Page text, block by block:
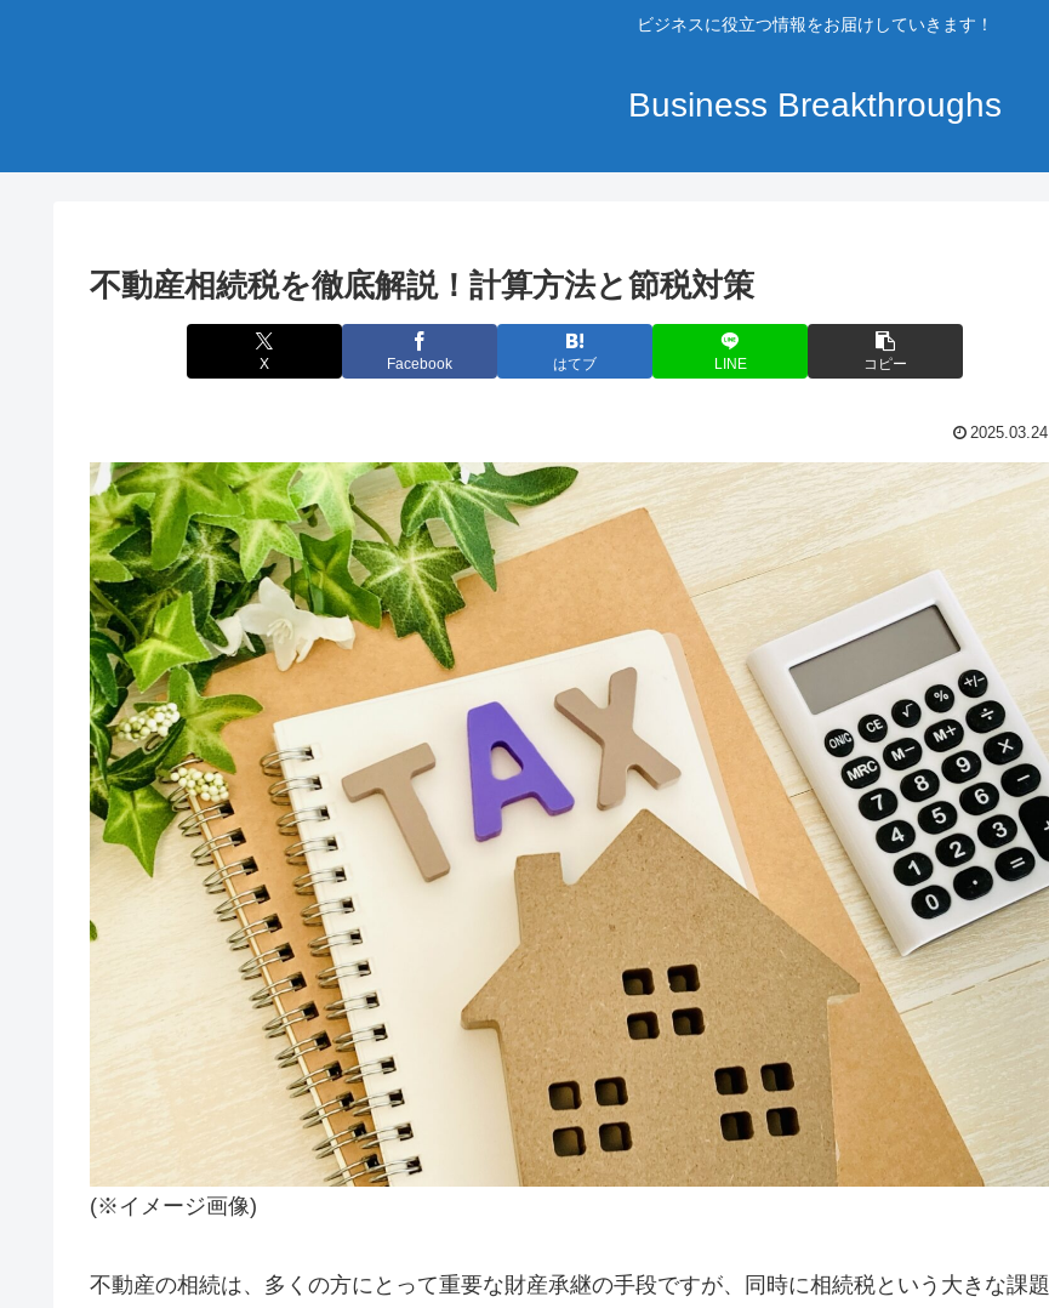
ビジネスに役立つ情報をお届けしていきます！
Business Breakthroughs
不動産相続税を徹底解説！計算方法と節税対策
X Facebook はてブ LINE コピー
2025.03.24
(※イメージ画像)
不動産の相続は、多くの方にとって重要な財産承継の手段ですが、同時に相続税という大きな課題